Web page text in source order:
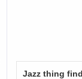
Jazz thing